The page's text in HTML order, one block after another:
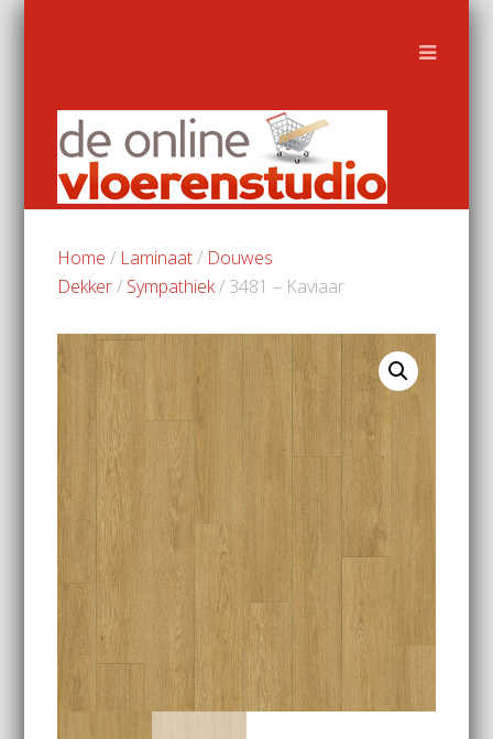
Home / Laminaat/ Douwes
Dekker/ Sympathiek/ 3481 – Kaviaar